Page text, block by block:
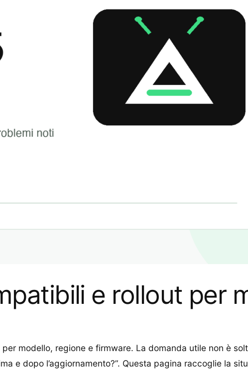
e rollout per
modello, regione e firmware. La domanda utile non è
e dopo l’aggiornamento?”. Questa pagina raccoglie la